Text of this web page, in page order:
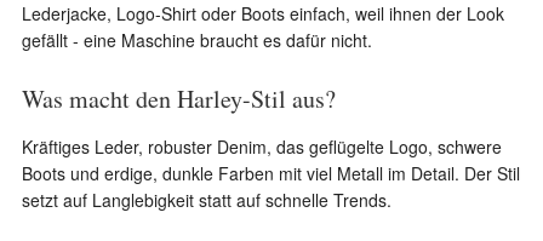
Lederjacke, Logo-Shirt oder Boots einfach, weil ihnen der Look
gefällt - eine Maschine braucht es dafür nicht.
Was macht den Harley-Stil aus?
Kräftiges Leder, robuster Denim, das geflügelte Logo, schwere
Boots und erdige, dunkle Farben mit viel Metall im Detail. Der Stil
setzt auf Langlebigkeit statt auf schnelle Trends.